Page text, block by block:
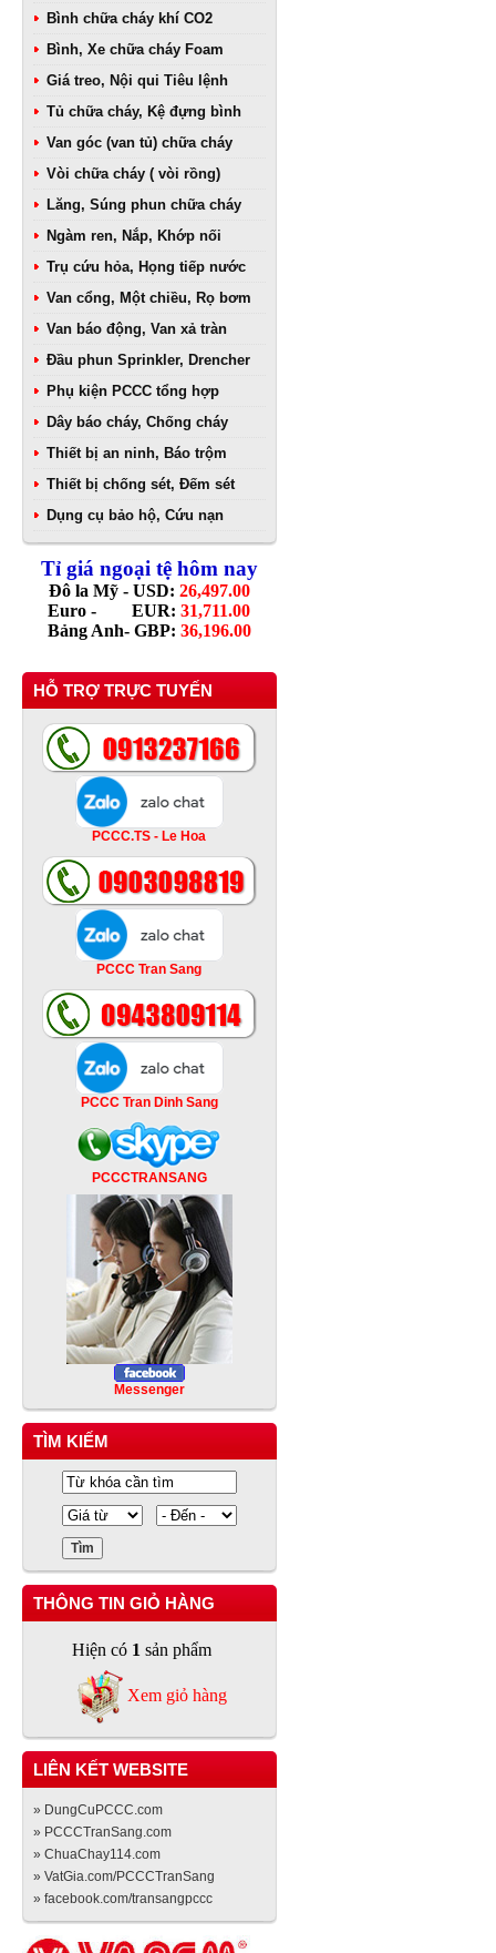
Bình chữa cháy khí CO2
Bình, Xe chữa cháy Foam
Giá treo, Nội qui Tiêu lệnh
Tủ chữa cháy, Kệ đựng bình
Van góc (van tủ) chữa cháy
Vòi chữa cháy ( vòi rồng)
Lăng, Súng phun chữa cháy
Ngàm ren, Nắp, Khớp nối
Trụ cứu hỏa, Họng tiếp nước
Van cổng, Một chiều, Rọ bơm
Van báo động, Van xả tràn
Đầu phun Sprinkler, Drencher
Phụ kiện PCCC tổng hợp
Dây báo cháy, Chống cháy
Thiết bị an ninh, Báo trộm
Thiết bị chống sét, Đếm sét
Dụng cụ bảo hộ, Cứu nạn
Tỉ giá ngoại tệ hôm nay
Đô la Mỹ - USD: 26,497.00
Euro - EUR: 31,711.00
Bảng Anh- GBP: 36,196.00
HỖ TRỢ TRỰC TUYẾN
PCCC.TS - Le Hoa
PCCC Tran Sang
PCCC Tran Dinh Sang
PCCCTRANSANG
Messenger
TÌM KIẾM
THÔNG TIN GIỎ HÀNG
Hiện có 1 sản phẩm
Xem giỏ hàng
LIÊN KẾT WEBSITE
» DungCuPCCC.com
» PCCCTranSang.com
» ChuaChay114.com
» VatGia.com/PCCCTranSang
» facebook.com/transangpccc